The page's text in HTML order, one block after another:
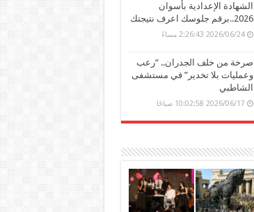
الشهادة الإعدادية بأسوان
2026..برقم جلوسك اعرف نتيجتك
2026/06/24 2:26:43 مساءً
صرخة من خلف الجدران.. “رعب
وعمليات بلا تخدير” في مستشفى
الشاطبي
2026/06/17 10:02:58 صباحًا